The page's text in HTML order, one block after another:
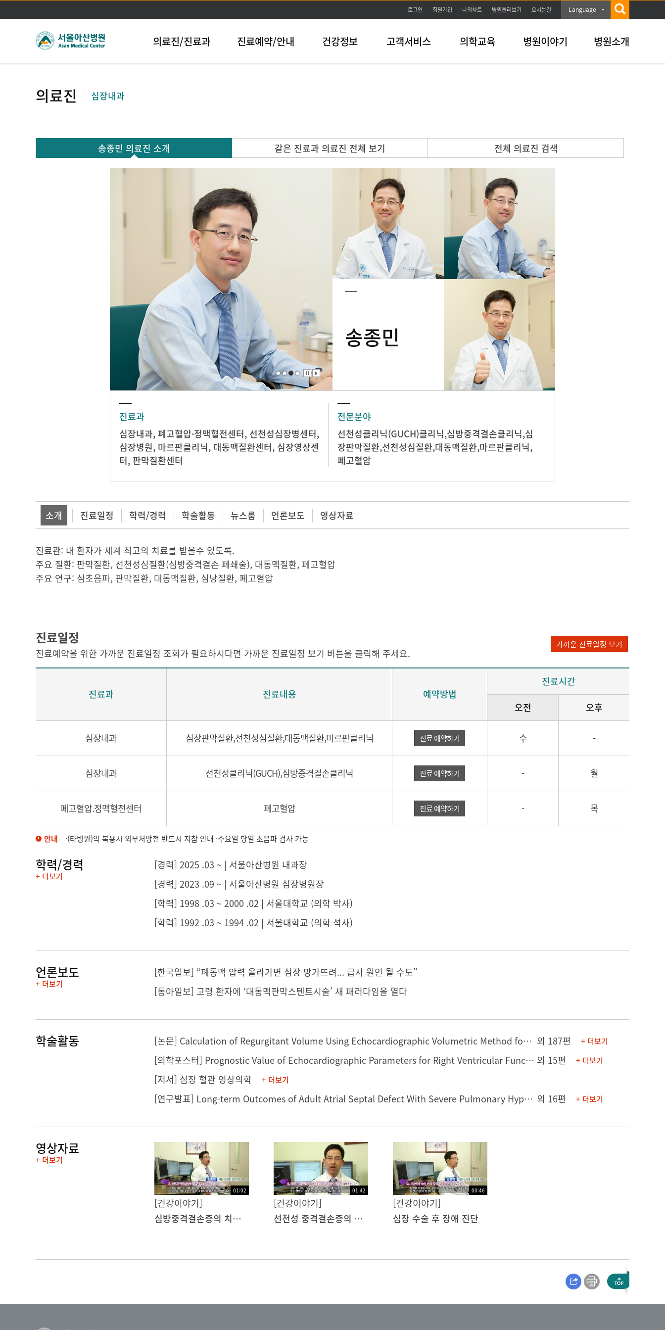
본문바로가기
로그인 회원가입 나의차트 병원둘러보기 오시는길 Language
의료진/진료과 진료예약/안내 건강정보 고객서비스 의학교육 병원이야기 병원소개
의료진 심장내과
송종민 의료진 소개 같은 진료과 의료진 전체 보기 전체 의료진 검색
송종민
진료과
심장내과,폐고혈압·정맥혈전센터, 선천성심장병센터,
심장병원, 마르판클리닉, 대동맥질환센터, 심장영상센
터, 판막질환센터
전문분야
선천성클리닉(GUCH)클리닉,심방중격결손클리닉,심
장판막질환,선천성심질환,대동맥질환,마르판클리닉,
폐고혈압
소개 진료일정 학력/경력 학술활동 뉴스룸 언론보도 영상자료
진료관: 내 환자가 세계 최고의 치료를 받을수 있도록.
주요 질환: 판막질환, 선천성심질환(심방중격결손 폐쇄술), 대동맥질환, 폐고혈압
주요 연구: 심초음파, 판막질환, 대동맥질환, 심낭질환, 폐고혈압
진료일정
진료예약을 위한 가까운 진료일정 조회가 필요하시다면 가까운 진료일정 보기 버튼을 클릭해 주세요.
가까운 진료일정 보기
진료과 진료내용 예약방법
진료시간
오전
오후
심장내과 심장판막질환,선천성심질환,대동맥질환,마르판클리닉 진료 예약하기 수 -
심장내과 선천성클리닉(GUCH),심방중격결손클리닉 진료 예약하기 - 월
폐고혈압.정맥혈전센터 폐고혈압 진료 예약하기 - 목
안내 ·(타병원)약 복용시 외부처방전 반드시 지참 안내 ·수요일 당일 초음파 검사 가능
학력/경력
+ 더보기
[경력] 2025 .03 ~ | 서울아산병원 내과장
[경력] 2023 .09 ~ | 서울아산병원 심장병원장
[학력] 1998 .03 ~ 2000 .02 | 서울대학교 (의학 박사)
[학력] 1992 .03 ~ 1994 .02 | 서울대학교 (의학 석사)
언론보도
+ 더보기
[한국일보] “폐동맥 압력 올라가면 심장 망가뜨려... 급사 원인 될 수도”
[동아일보] 고령 환자에 ‘대동맥판막스텐트시술’ 새 패러다임을 열다
학술활동 [논문] Calculation of Regurgitant Volume Using Echocardiographic Volumetric Method for Accurate Diagnosis of Severe Mitral Regurgitation 외 187편 + 더보기
[의학포스터] Prognostic Value of Echocardiographic Parameters for Right Ventricular Function in Patients with Acute Non-Massive Pulmonary Embolism 외 15편 + 더보기
[저서] 심장 혈관 영상의학 + 더보기
[연구발표] Long-term Outcomes of Adult Atrial Septal Defect With Severe Pulmonary Hypertension After Surgical Closure. 외 16편 + 더보기
영상자료
+ 더보기
01:02
[건강이야기]
심방중격결손증의 치료법
01:42
[건강이야기]
선천성 중격결손증의 치료
00:46
[건강이야기]
심장 수술 후 장애 진단